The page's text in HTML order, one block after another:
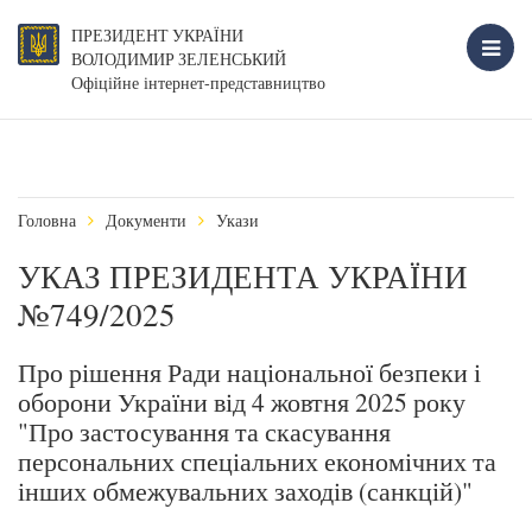
ПРЕЗИДЕНТ УКРАЇНИ
ВОЛОДИМИР ЗЕЛЕНСЬКИЙ
Офіційне інтернет-представництво
Головна Документи Укази
УКАЗ ПРЕЗИДЕНТА УКРАЇНИ
№749/2025
Про рішення Ради національної безпеки і
оборони України від 4 жовтня 2025 року
"Про застосування та скасування
персональних спеціальних економічних та
інших обмежувальних заходів (санкцій)"